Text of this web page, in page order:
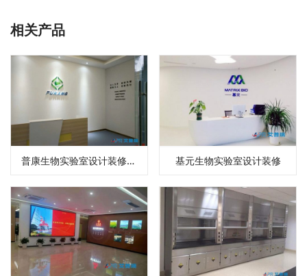
相关产品
普康生物实验室设计装修效果图 基元生物实验室设计装修